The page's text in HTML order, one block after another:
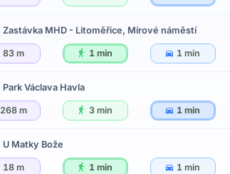
Zastávka MHD - Litoměřice, Mírové náměstí
83 m 1 min 1 min
Park Václava Havla
268 m 3 min 1 min
U Matky Bože
18 m 1 min 1 min